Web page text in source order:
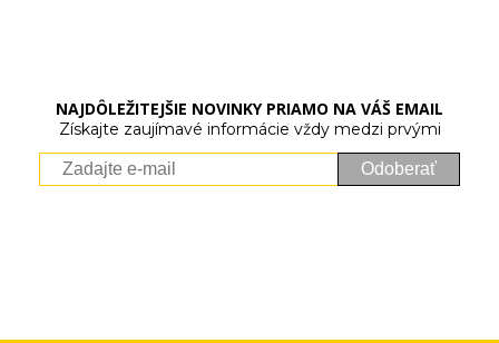
NAJDÔLEŽITEJŠIE NOVINKY PRIAMO NA VÁŠ EMAIL
Získajte zaujímavé informácie vždy medzi prvými
Odoberať